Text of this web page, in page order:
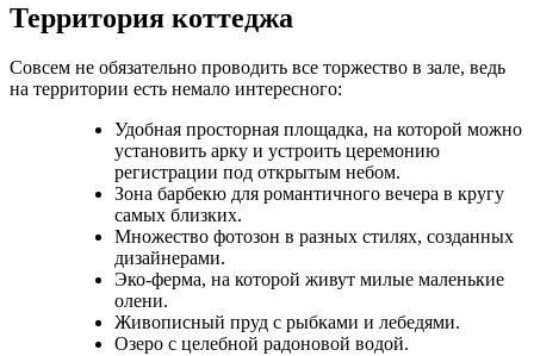
Территория коттеджа
Совсем не обязательно проводить все торжество в зале, ведь
на территории есть немало интересного:
Удобная просторная площадка, на которой можно
установить арку и устроить церемонию
регистрации под открытым небом.
Зона барбекю для романтичного вечера в кругу
самых близких.
Множество фотозон в разных стилях, созданных
дизайнерами.
Эко-ферма, на которой живут милые маленькие
олени.
Живописный пруд с рыбками и лебедями.
Озеро с целебной радоновой водой.